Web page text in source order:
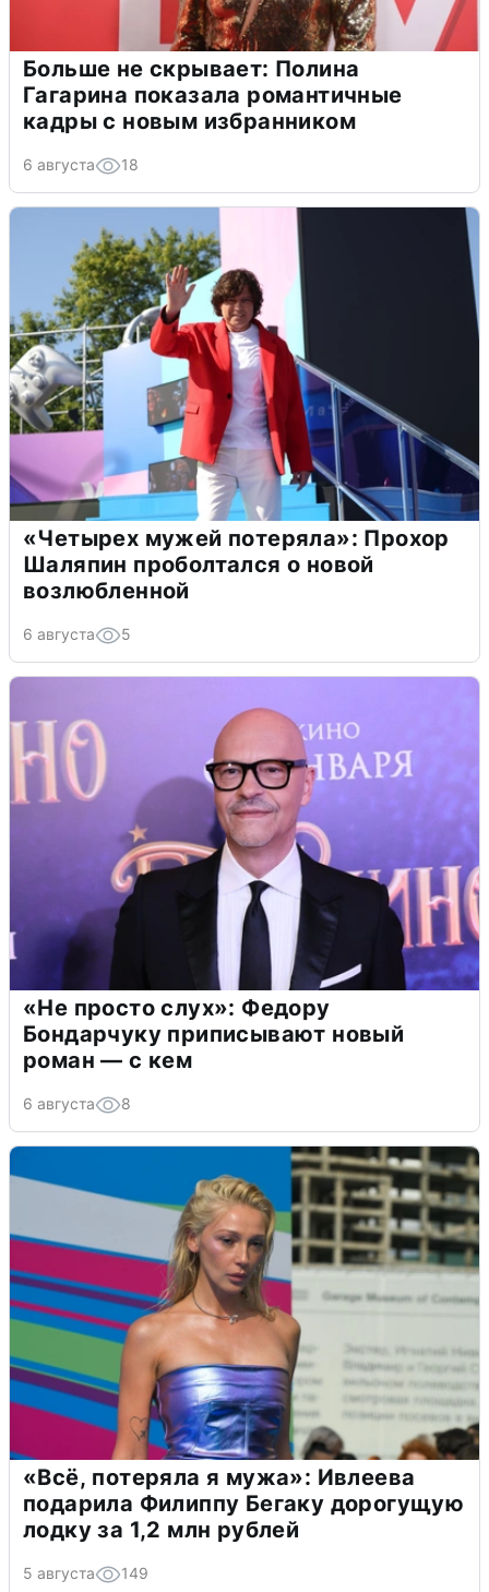
Больше не скрывает: Полина
Гагарина показала романтичные
кадры с новым избранником
6 августа 18
«Четырех мужей потеряла»: Прохор
Шаляпин проболтался о новой
возлюбленной
6 августа 5
«Не просто слух»: Федору
Бондарчуку приписывают новый
роман — с кем
6 августа 8
«Всё, потеряла я мужа»: Ивлеева
подарила Филиппу Бегаку дорогущую
лодку за 1,2 млн рублей
5 августа 149